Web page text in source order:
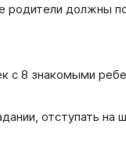
родители должны
8 знакомыми
отступать